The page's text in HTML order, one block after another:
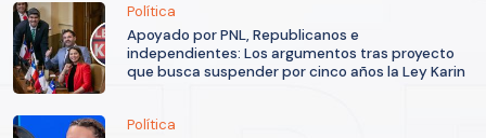
Política
Apoyado por PNL, Republicanos e
independientes: Los argumentos tras proyecto
que busca suspender por cinco años la Ley Karin
Política